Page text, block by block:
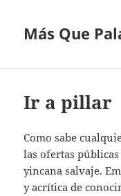
Más Que
Ir a pillar
Como sabe
las ofertas
yincana salvaje.
y acrítica de